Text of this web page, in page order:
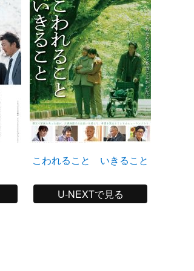
こわれること いきること
U-NEXTで見る